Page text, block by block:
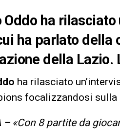
ha
ha parlato della
della Lazio.
ha rilasciato
focalizzandosi
– «Con 8 partite da